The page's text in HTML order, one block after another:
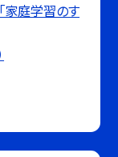
庭学習のす